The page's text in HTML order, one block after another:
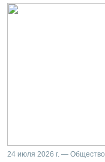
24 июля 2026 г. — Общество